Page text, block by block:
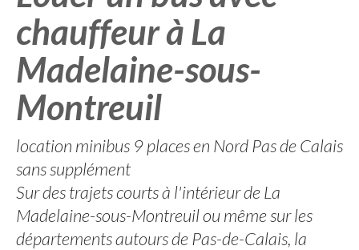
chauffeur à La
Madelaine-sous-
Montreuil
location minibus 9 places en Nord Pas de Calais
sans supplément
Sur des trajets courts à l'intérieur de La
Madelaine-sous-Montreuil ou même sur les
départements autours de Pas-de-Calais, la